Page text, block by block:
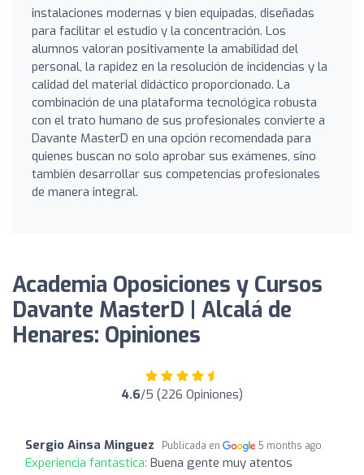
instalaciones modernas y bien equipadas, diseñadas
para facilitar el estudio y la concentración. Los
alumnos valoran positivamente la amabilidad del
personal, la rapidez en la resolución de incidencias y la
calidad del material didáctico proporcionado. La
combinación de una plataforma tecnológica robusta
con el trato humano de sus profesionales convierte a
Davante MasterD en una opción recomendada para
quienes buscan no solo aprobar sus exámenes, sino
también desarrollar sus competencias profesionales
de manera integral.
Academia Oposiciones y Cursos
Davante MasterD | Alcalá de
Henares: Opiniones
4.6/5 (226 Opiniones)
Sergio Ainsa Minguez Publicada en 5 months ago
Experiencia fantástica: Buena gente muy atentos